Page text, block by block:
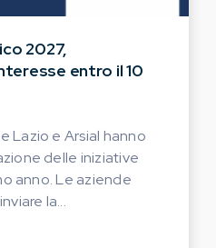
2027,
entro il 10
Lazio e Arsial hanno
delle iniziative
anno. Le aziende
la...